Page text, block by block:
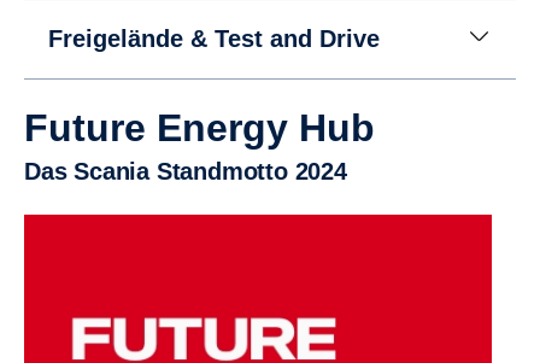
Freigelände & Test and Drive
Future Energy Hub
Das Scania Standmotto 2024